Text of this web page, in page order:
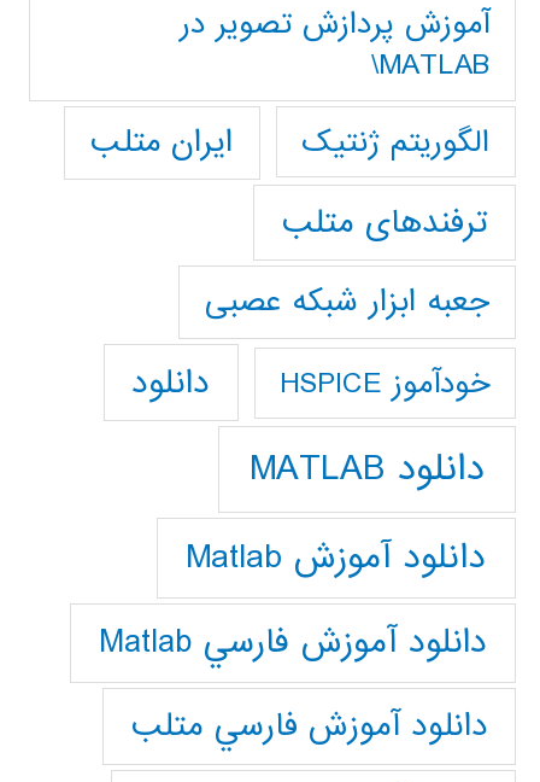
آموزش پردازش تصوير در
MATLAB\
الگوریتم ژنتیک
ایران متلب
ترفندهای متلب
جعبه ابزار شبکه عصبی
خودآموز HSPICE دانلود
دانلود MATLAB
دانلود آموزش Matlab
دانلود آموزش فارسي Matlab
دانلود آموزش فارسي متلب